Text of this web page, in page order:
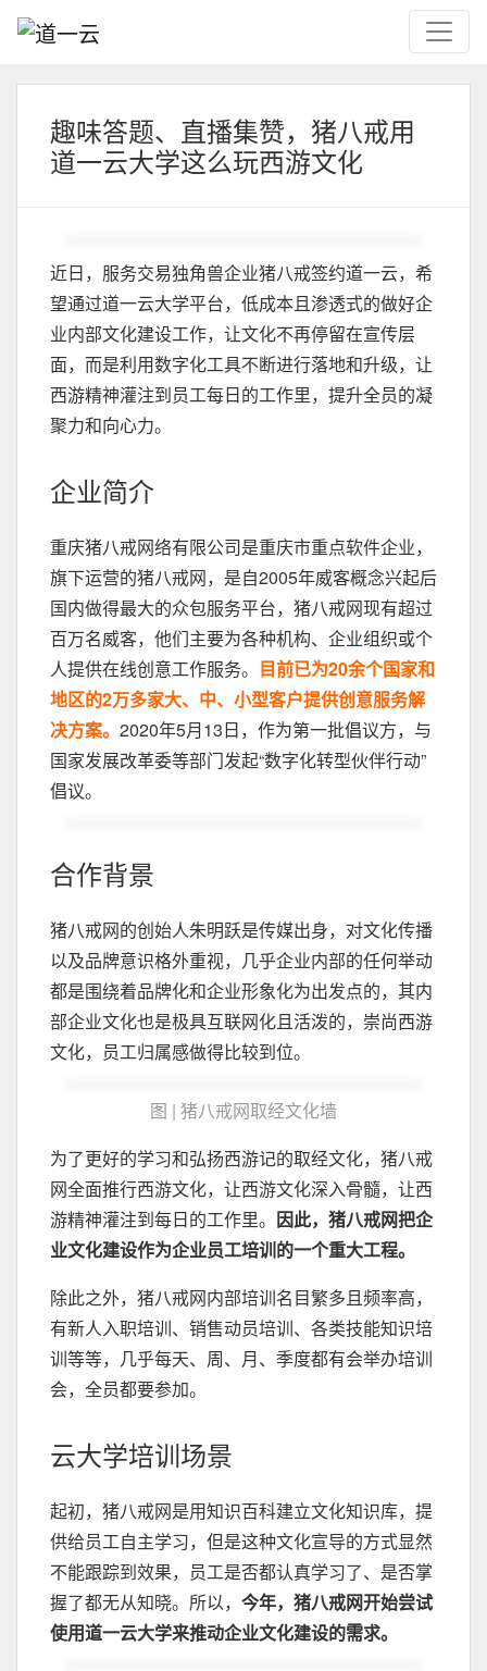
趣味答题、直播集赞，猪八戒用
道一云大学这么玩西游文化
近日，服务交易独角兽企业猪八戒签约道一云，希
望通过道一云大学平台，低成本且渗透式的做好企
业内部文化建设工作，让文化不再停留在宣传层
面，而是利用数字化工具不断进行落地和升级，让
西游精神灌注到员工每日的工作里，提升全员的凝
聚力和向心力。
企业简介
重庆猪八戒网络有限公司是重庆市重点软件企业，
旗下运营的猪八戒网，是自2005年威客概念兴起后
国内做得最大的众包服务平台，猪八戒网现有超过
百万名威客，他们主要为各种机构、企业组织或个
人提供在线创意工作服务。 目前已为20余个国家和
地区的2万多家大、中、小型客户提供创意服务解
决方案。 2020年5月13日，作为第一批倡议方，与
国家发展改革委等部门发起“数字化转型伙伴行动”
倡议。
合作背景
猪八戒网的创始人朱明跃是传媒出身，对文化传播
以及品牌意识格外重视，几乎企业内部的任何举动
都是围绕着品牌化和企业形象化为出发点的，其内
部企业文化也是极具互联网化且活泼的，崇尚西游
文化，员工归属感做得比较到位。
图 | 猪八戒网取经文化墙
为了更好的学习和弘扬西游记的取经文化，猪八戒
网全面推行西游文化，让西游文化深入骨髓，让西
游精神灌注到每日的工作里。 因此，猪八戒网把企
业文化建设作为企业员工培训的一个重大工程。
除此之外，猪八戒网内部培训名目繁多且频率高，
有新人入职培训、销售动员培训、各类技能知识培
训等等，几乎每天、周、月、季度都有会举办培训
会，全员都要参加。
云大学培训场景
起初，猪八戒网是用知识百科建立文化知识库，提
供给员工自主学习，但是这种文化宣导的方式显然
不能跟踪到效果，员工是否都认真学习了、是否掌
握了都无从知晓。所以， 今年，猪八戒网开始尝试
使用道一云大学来推动企业文化建设的需求。